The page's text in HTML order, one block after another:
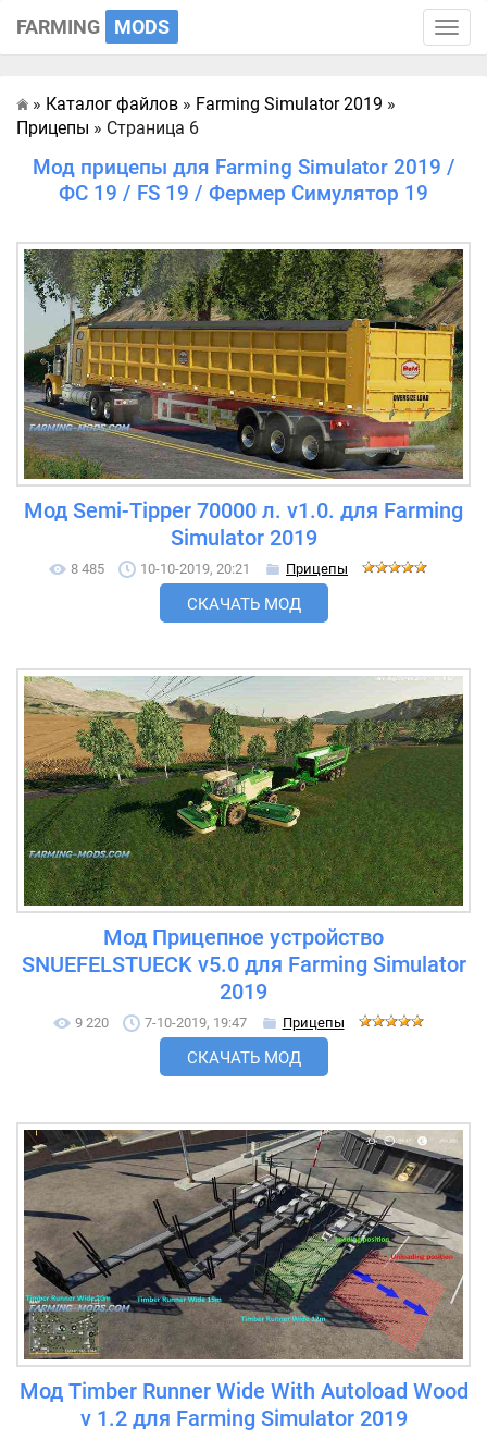
Toggle
FARMING MODS
Главная
» Каталог файлов » Farming Simulator 2019 »
Прицепы » Страница 6
Мод прицепы для Farming Simulator 2019 /
ФС 19 / FS 19 / Фермер Симулятор 19
Мод Semi-Tipper 70000 л. v1.0. для Farming
Simulator 2019
8 485 10-10-2019, 20:21 Прицепы
СКАЧАТЬ МОД
Мод Прицепное устройство
SNUEFELSTUECK v5.0 для Farming Simulator
2019
9 220 7-10-2019, 19:47 Прицепы
СКАЧАТЬ МОД
Мод Timber Runner Wide With Autoload Wood
v 1.2 для Farming Simulator 2019